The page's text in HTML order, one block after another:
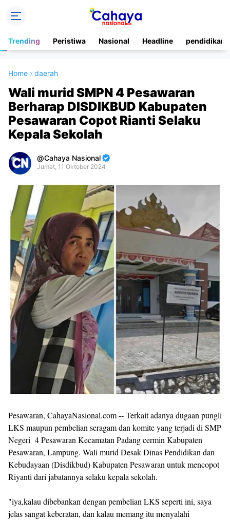
Trending Peristiwa Nasional Headline pendidikan
Home › daerah
Wali murid SMPN 4 Pesawaran
Berharap DISDIKBUD Kabupaten
Pesawaran Copot Rianti Selaku
Kepala Sekolah
Cahaya Nasional
Jumat, 11 Oktober 2024
Premium
By
Raushan
Design
With
Shroff
Templates
Pesawaran, CahayaNasional.com -- Terkait adanya dugaan pungli
LKS maupun pembelian seragam dan komite yang terjadi di SMP
Negeri 4 Pesawaran Kecamatan Padang cermin Kabupaten
Pesawaran, Lampung. Wali murid Desak Dinas Pendidikan dan
Kebudayaan (Disdikbud) Kabupaten Pesawaran untuk mencopot
Riyanti dari jabatannya selaku kepala sekolah.
"iya,kalau dibebankan dengan pembelian LKS seperti ini, saya
jelas sangat keberatan, dan kalau memang itu menyalahi